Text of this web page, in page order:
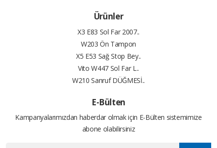
Ürünler
X3 E83 Sol Far 2007..
W203 Ön Tampon
X5 E53 Sağ Stop Bey..
Vito W447 Sol Far L..
W210 Sanruf DÜĞMESİ..
E-Bülten
Kampanyalarımızdan haberdar olmak için E-Bülten sistemimize
abone olabilirsiniz